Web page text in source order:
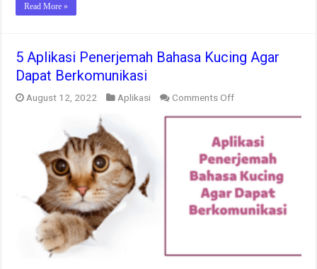
Read More »
5 Aplikasi Penerjemah Bahasa Kucing Agar
Dapat Berkomunikasi
August 12, 2022 Aplikasi Comments Offon
Aplikasi
Bahasa
Kucing
Agar
Dapat
Berkomunikasi